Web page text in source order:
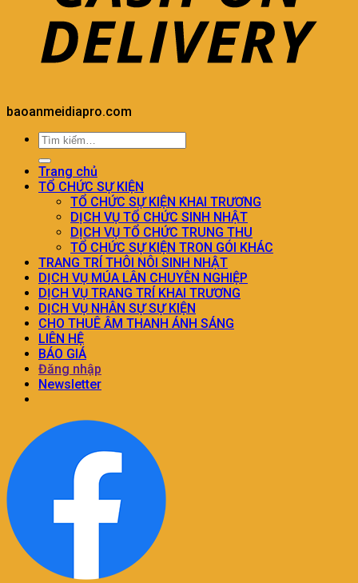
baoanmeidiapro.com
Trang chủ
TỔ CHỨC SỰ KIỆN
TỔ CHỨC SỰ KIỆN KHAI TRƯƠNG
DỊCH VỤ TỔ CHỨC SINH NHẬT
DỊCH VỤ TỔ CHỨC TRUNG THU
TỔ CHỨC SỰ KIỆN TRON GÓI KHÁC
TRANG TRÍ THÔI NÔI SINH NHẬT
DỊCH VỤ MÚA LÂN CHUYÊN NGHIỆP
DỊCH VỤ TRANG TRÍ KHAI TRƯƠNG
DỊCH VỤ NHÂN SỰ SỰ KIỆN
CHO THUÊ ÂM THANH ÁNH SÁNG
LIÊN HỆ
BÁO GIÁ
Đăng nhập
Newsletter